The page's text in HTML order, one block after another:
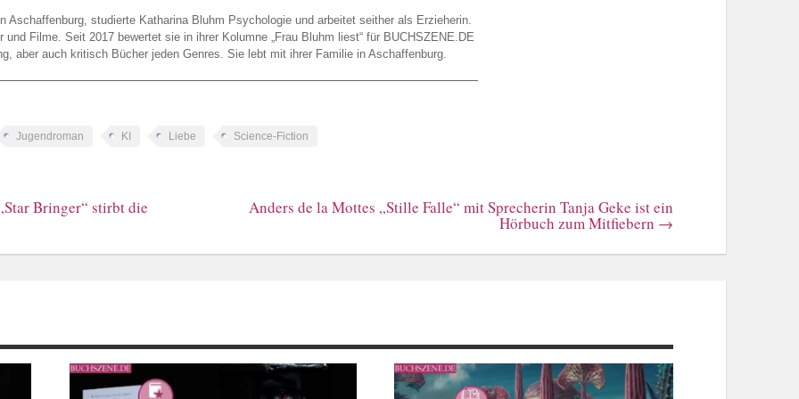
Aschaffenburg, studierte Katharina Bluhm Psychologie und arbeitet seither als Erzieherin.
und Filme. Seit 2017 bewertet sie in ihrer Kolumne „Frau Bluhm liest“ für BUCHSZENE.DE
aber auch kritisch Bücher jeden Genres. Sie lebt mit ihrer Familie in Aschaffenburg.
Jugendroman KI Liebe Science-Fiction
Bringer“ stirbt die Anders de la Mottes „Stille Falle“ mit Sprecherin Tanja Geke ist ein
Hörbuch zum Mitfiebern →